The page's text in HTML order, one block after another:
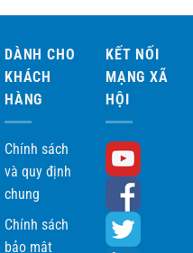
DÀNH CHO
KHÁCH
HÀNG
Chính sách
và quy định
chung
Chính sách
bảo mật
KẾT NỐI
MẠNG XÃ
HỘI